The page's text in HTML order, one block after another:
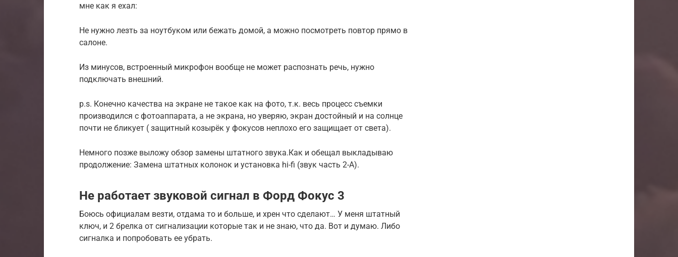
мне как я ехал:
Не нужно лезть за ноутбуком или бежать домой, а можно посмотреть повтор прямо в
салоне.
Из минусов, встроенный микрофон вообще не может распознать речь, нужно
подключать внешний.
p.s. Конечно качества на экране не такое как на фото, т.к. весь процесс съемки
производился с фотоаппарата, а не экрана, но уверяю, экран достойный и на солнце
почти не бликует ( защитный козырёк у фокусов неплохо его защищает от света).
Немного позже выложу обзор замены штатного звука.Как и обещал выкладываю
продолжение: Замена штатных колонок и установка hi-fi (звук часть 2-А).
Не работает звуковой сигнал в Форд Фокус 3
Боюсь официалам везти, отдама то и больше, и хрен что сделают… У меня штатный
ключ, и 2 брелка от сигнализации которые так и не знаю, что да. Вот и думаю. Либо
сигналка и попробовать ее убрать.